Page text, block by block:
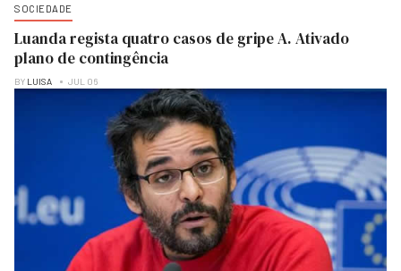
SOCIEDADE
Luanda regista quatro casos de gripe A. Ativado
plano de contingência
BY LUISA JUL 06